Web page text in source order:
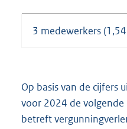
3 medewerkers
Op basis van de cijfers
voor 2024 de
betreft